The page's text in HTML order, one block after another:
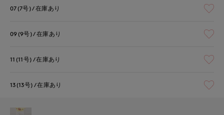
07(7号) 在庫あり
09(9号) 在庫あり
11(11号) 在庫あり
13(13号) 在庫あり